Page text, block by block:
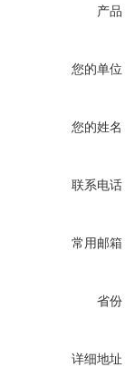
产品
您的单位
您的姓名
联系电话
常用邮箱
省份
详细地址